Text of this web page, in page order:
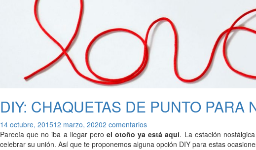
DIY: CHAQUETAS DE PUNTO PARA
14 octubre, 201512 marzo, 20202 comentarios
Parecía que no iba a llegar pero el otoño ya está aquí. La estación
celebrar su unión. Así que te proponemos alguna opción DIY para estas